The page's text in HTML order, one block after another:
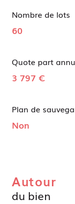
Nombre de lots
60
Quote part
3 797 €
Plan de
Non
Autour
du bien